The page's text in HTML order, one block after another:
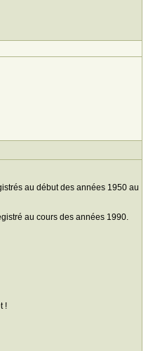
au début des années 1950 au
au cours des années 1990.
!